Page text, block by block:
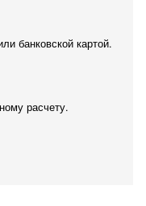
банковской картой.
расчету.